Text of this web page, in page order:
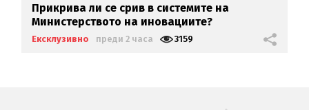
Прикрива ли се срив в системите на
Министерството на иновациите?
Ексклузивно преди 2 часа 3159